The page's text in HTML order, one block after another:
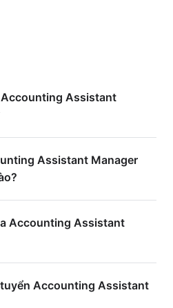
Assistant
Assistant Manager
Accounting Assistant
Accounting Assistant